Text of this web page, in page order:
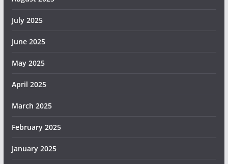
July 2025
June 2025
May 2025
April 2025
March 2025
February 2025
January 2025